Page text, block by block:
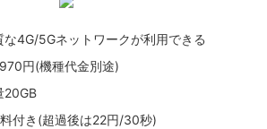
な4G/5Gネットワークが利用できる
円(機種代金別途)
20GB
付き(超過後は22円/30秒)